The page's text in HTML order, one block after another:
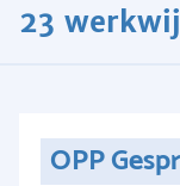
23
OPP